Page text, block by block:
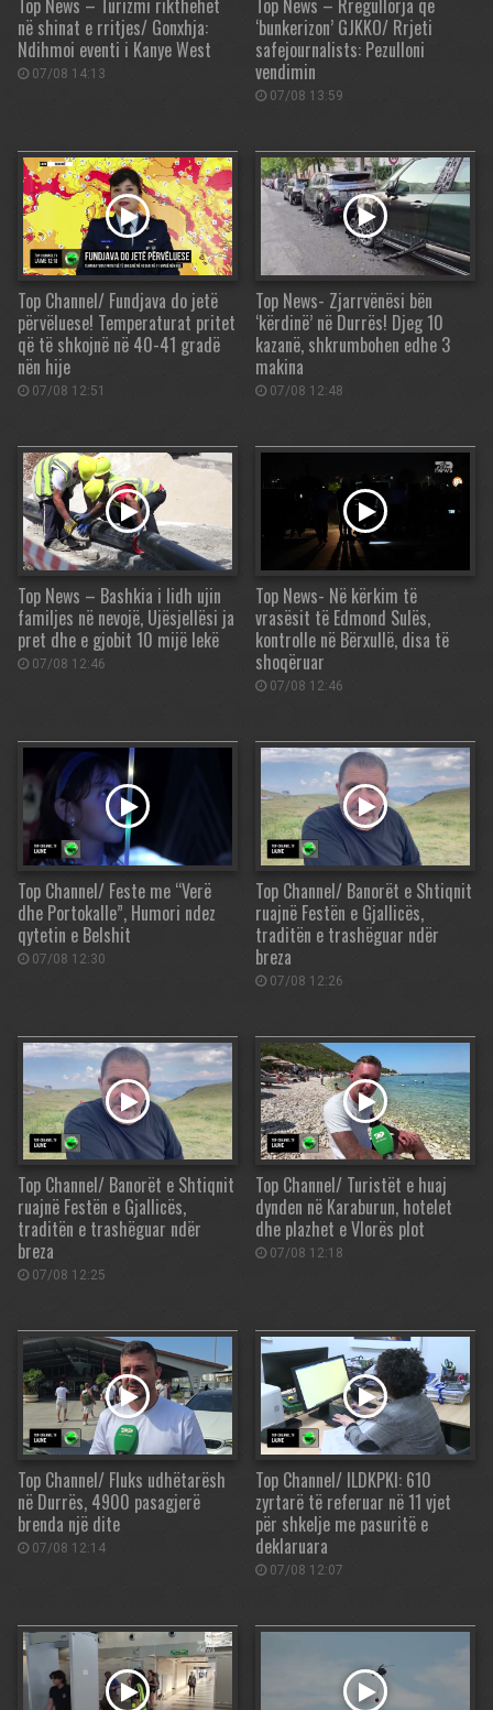
Top News – Turizmi rikthehet
në shinat e rritjes/ Gonxhja:
Ndihmoi eventi i Kanye West
07/08 14:13
Top News – Rregullorja që
‘bunkerizon’ GJKKO/ Rrjeti
safejournalists: Pezulloni
vendimin
07/08 13:59
Top Channel/ Fundjava do jetë
përvëluese! Temperaturat pritet
që të shkojnë në 40-41 gradë
nën hije
07/08 12:51
Top News- Zjarrvënësi bën
‘kërdinë’ në Durrës! Djeg 10
kazanë, shkrumbohen edhe 3
makina
07/08 12:48
Top News – Bashkia i lidh ujin
familjes në nevojë, Ujësjellësi ja
pret dhe e gjobit 10 mijë lekë
07/08 12:46
Top News- Në kërkim të
vrasësit të Edmond Sulës,
kontrolle në Bërxullë, disa të
shoqëruar
07/08 12:46
Top Channel/ Feste me “Verë
dhe Portokalle”, Humori ndez
qytetin e Belshit
07/08 12:30
Top Channel/ Banorët e Shtiqnit
ruajnë Festën e Gjallicës,
traditën e trashëguar ndër
breza
07/08 12:26
Top Channel/ Banorët e Shtiqnit
ruajnë Festën e Gjallicës,
traditën e trashëguar ndër
breza
07/08 12:25
Top Channel/ Turistët e huaj
dynden në Karaburun, hotelet
dhe plazhet e Vlorës plot
07/08 12:18
Top Channel/ Fluks udhëtarësh
në Durrës, 4900 pasagjerë
brenda një dite
07/08 12:14
Top Channel/ ILDKPKI: 610
zyrtarë të referuar në 11 vjet
për shkelje me pasuritë e
deklaruara
07/08 12:07